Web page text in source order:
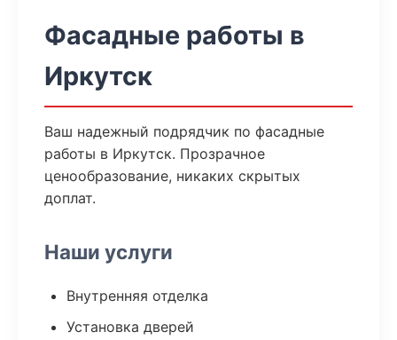
Фасадные работы в
Иркутск
Ваш надежный подрядчик по фасадные
работы в Иркутск. Прозрачное
ценообразование, никаких скрытых
доплат.
Наши услуги
Внутренняя отделка
Установка дверей